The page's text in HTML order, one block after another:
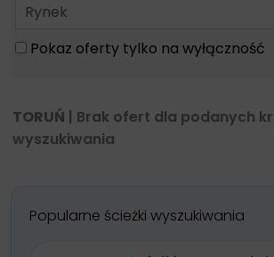
Rynek
Pokaz oferty tylko na wyłączność
TORUŃ | Brak ofert dla podanych
wyszukiwania
Popularne ścieżki wyszukiwania